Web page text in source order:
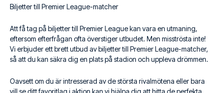
Biljetter till Premier League-matcher
Att få tag på biljetter till Premier League kan vara en utmaning,
eftersom efterfrågan ofta överstiger utbudet. Men misströsta inte!
Vi erbjuder ett brett utbud av biljetter till Premier League-matcher,
så att du kan säkra dig en plats på stadion och uppleva drömmen.
Oavsett om du är intresserad av de största rivalmötena eller bara
vill se ditt favoritlag i aktion kan vi hjälpa dig att hitta de perfekta